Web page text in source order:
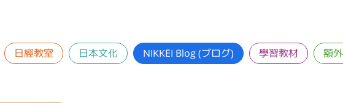
日經教室 日本文化 NIKKEI Blog (ブログ) 學習教材 額